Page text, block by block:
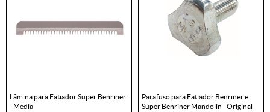
Lâmina para Fatiador Super Benriner
- Media
Parafuso para Fatiador Benriner e
Super Benriner Mandolin - Original